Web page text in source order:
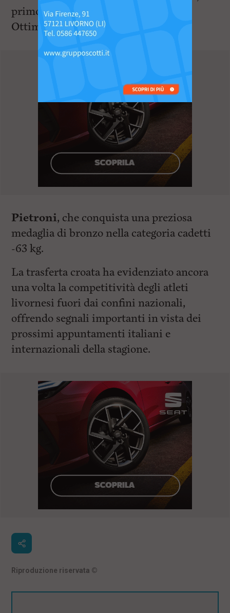
primo classificato tra i cadetti -63 kg.
Ottima prova anche per
Pietroni, che conquista una preziosa
medaglia di bronzo nella categoria cadetti
-63 kg.
La trasferta croata ha evidenziato ancora
una volta la competitività degli atleti
livornesi fuori dai confini nazionali,
offrendo segnali importanti in vista dei
prossimi appuntamenti italiani e
internazionali della stagione.
Riproduzione riservata ©